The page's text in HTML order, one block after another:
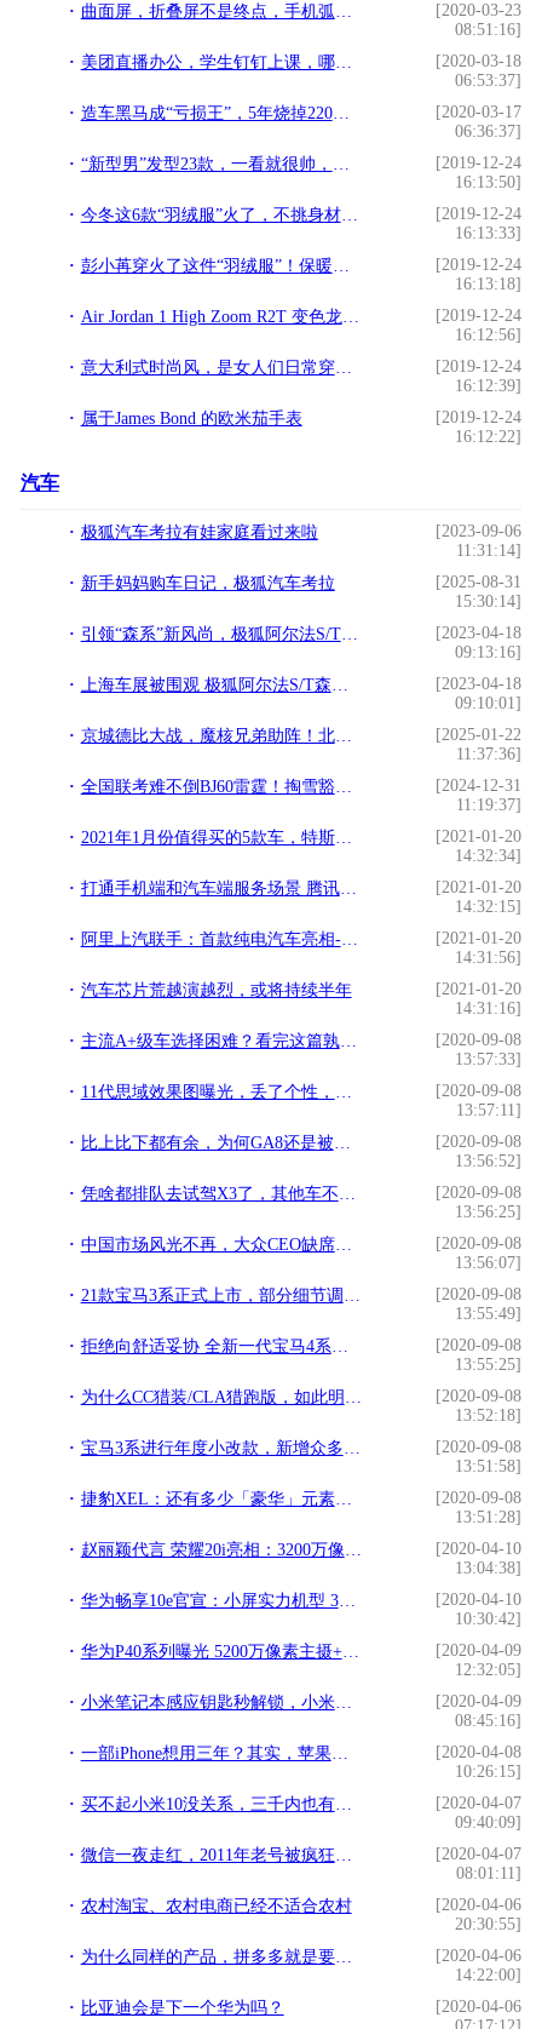
曲面屏，折叠屏不是终点，手机弧形屏也来了
[2020-03-23
08:51:16]
美团直播办公，学生钉钉上课，哪些行业即将迅速发展？
[2020-03-18
06:53:37]
造车黑马成“亏损王”，5年烧掉220亿，雷军也看走眼了？
[2020-03-17
06:36:37]
“新型男”发型23款，一看就很帅，剪完你也可以变男神
[2019-12-24
16:13:50]
今冬这6款“羽绒服”火了，不挑身材又百搭，穿起来时髦又保暖
[2019-12-24
16:13:33]
彭小苒穿火了这件“羽绒服”！保暖又有女人味，明星都在跟风
[2019-12-24
16:13:18]
Air Jordan 1 High Zoom R2T 变色龙看似朴实无华
[2019-12-24
16:12:56]
意大利式时尚风，是女人们日常穿衣点滴，不好学习但看着精彩啊
[2019-12-24
16:12:39]
属于James Bond 的欧米茄手表
[2019-12-24
16:12:22]
汽车
极狐汽车考拉有娃家庭看过来啦
[2023-09-06
11:31:14]
新手妈妈购车日记，极狐汽车考拉
[2025-08-31
15:30:14]
引领“森系”新风尚，极狐阿尔法S/T森林版亮相
[2023-04-18
09:13:16]
上海车展被围观 极狐阿尔法S/T森林版带你一起“森”呼吸
[2023-04-18
09:10:01]
京城德比大战，魔核兄弟助阵！北汽男篮北京汽车品牌之夜高端宠粉！
[2025-01-22
11:37:36]
全国联考难不倒BJ60雷霆！掏雪豁沙战陡坡，猛字当头！
[2024-12-31
11:19:37]
2021年1月份值得买的5款车，特斯拉有两款
[2021-01-20
14:32:34]
打通手机端和汽车端服务场景 腾讯进入造车产业链
[2021-01-20
14:32:15]
阿里上汽联手：首款纯电汽车亮相-BAT造车“赛道”再聚首
[2021-01-20
14:31:56]
汽车芯片荒越演越烈，或将持续半年
[2021-01-20
14:31:16]
主流A+级车选择困难？看完这篇孰优孰劣一文便知
[2020-09-08
13:57:33]
11代思域效果图曝光，丢了个性，变成“小号雅阁”
[2020-09-08
13:57:11]
比上比下都有余，为何GA8还是被低估？
[2020-09-08
13:56:52]
凭啥都排队去试驾X3了，其他车不香吗？
[2020-09-08
13:56:25]
中国市场风光不再，大众CEO缺席北京车展
[2020-09-08
13:56:07]
21款宝马3系正式上市，部分细节调整升级，售价29.39万起
[2020-09-08
13:55:49]
拒绝向舒适妥协 全新一代宝马4系实拍图解
[2020-09-08
13:55:25]
为什么CC猎装/CLA猎跑版，如此明显韭菜行为还那么多人叫好
[2020-09-08
13:52:18]
宝马3系进行年度小改款，新增众多配置老车主都酸了
[2020-09-08
13:51:58]
捷豹XEL：还有多少「豪华」元素值得被惦记？
[2020-09-08
13:51:28]
赵丽颖代言 荣耀20i亮相：3200万像素 5.2寸握感
[2020-04-10
13:04:38]
华为畅享10e官宣：小屏实力机型 3月1日发布
[2020-04-10
10:30:42]
华为P40系列曝光 5200万像素主摄+120Hz刷新率屏幕
[2020-04-09
12:32:05]
小米笔记本感应钥匙秒解锁，小米手环4必备新技能
[2020-04-09
08:45:16]
一部iPhone想用三年？其实，苹果其实早急眼了……
[2020-04-08
10:26:15]
买不起小米10没关系，三千内也有高性价比5G手机，最低只要1999
[2020-04-07
09:40:09]
微信一夜走红，2011年老号被疯狂收购，甚至不惜重金？
[2020-04-07
08:01:11]
农村淘宝、农村电商已经不适合农村
[2020-04-06
20:30:55]
为什么同样的产品，拼多多就是要比淘宝还便宜一些呢？
[2020-04-06
14:22:00]
比亚迪会是下一个华为吗？
[2020-04-06